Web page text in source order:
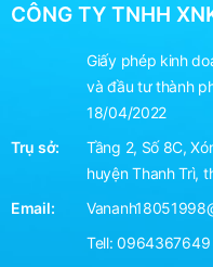
CÔNG TY TNHH
Giấy phép kinh
và đầu tư thành
18/04/2022
Trụ sở:
Tầng 2, Số 8C,
huyện Thanh Trì,
Email:
Tell:0964367649